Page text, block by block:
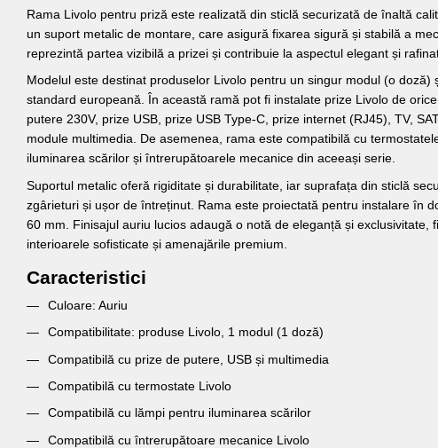
Rama Livolo pentru priză este realizată din sticlă securizată de înaltă
un suport metalic de montare, care asigură fixarea sigură și stabilă a
reprezintă partea vizibilă a prizei și contribuie la aspectul elegant și
Modelul este destinat produselor Livolo pentru un singur modul (o doză)
standard europeană. În această ramă pot fi instalate prize Livolo de
putere 230V, prize USB, prize USB Type-C, prize internet (RJ45), TV,
module multimedia. De asemenea, rama este compatibilă cu
iluminarea scărilor și întrerupătoarele mecanice din aceeași serie.
Suportul metalic oferă rigiditate și durabilitate, iar suprafața din sticlă
zgârieturi și ușor de întreținut. Rama este proiectată pentru instalare în
60 mm. Finisajul auriu lucios adaugă o notă de eleganță și exclusivitate,
interioarele sofisticate și amenajările premium.
Caracteristici
Culoare: Auriu
Compatibilitate: produse Livolo, 1 modul (1 doză)
Compatibilă cu prize de putere, USB și multimedia
Compatibilă cu termostate Livolo
Compatibilă cu lămpi pentru iluminarea scărilor
Compatibilă cu întrerupătoare mecanice Livolo